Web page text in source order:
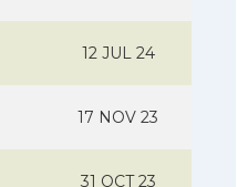
12 JUL 24
17 NOV 23
31 OCT 23